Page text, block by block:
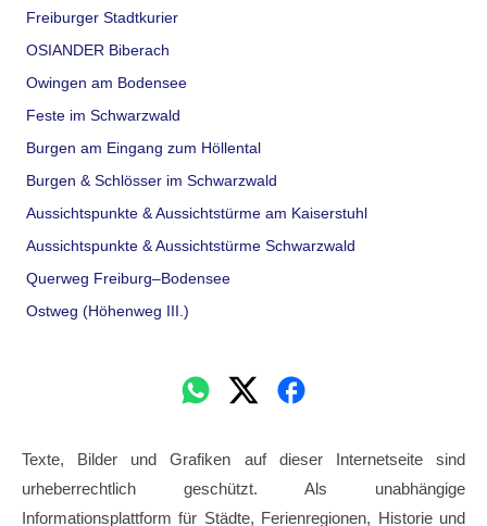
Freiburger Stadtkurier
OSIANDER Biberach
Owingen am Bodensee
Feste im Schwarzwald
Burgen am Eingang zum Höllental
Burgen & Schlösser im Schwarzwald
Aussichtspunkte & Aussichtstürme am Kaiserstuhl
Aussichtspunkte & Aussichtstürme Schwarzwald
Querweg Freiburg–Bodensee
Ostweg (Höhenweg III.)
Texte, Bilder und Grafiken auf dieser Internetseite sind
urheberrechtlich geschützt. Als unabhängige
Informationsplattform für Städte, Ferienregionen, Historie und